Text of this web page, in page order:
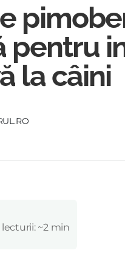
pentru
la câini
~2 min